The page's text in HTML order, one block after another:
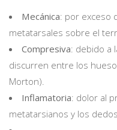
Mecánica: por exceso
metatarsales sobre el
Compresiva: debido a
discurren entre los
Morton).
Inflamatoria: dolor al
metatarsianos y los dedos.